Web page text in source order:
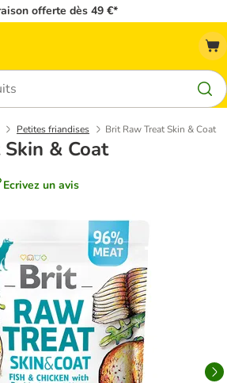
offerte dès 49 €*
Petites friandises Brit Raw Treat Skin & Coat
& Coat
Ecrivez un avis